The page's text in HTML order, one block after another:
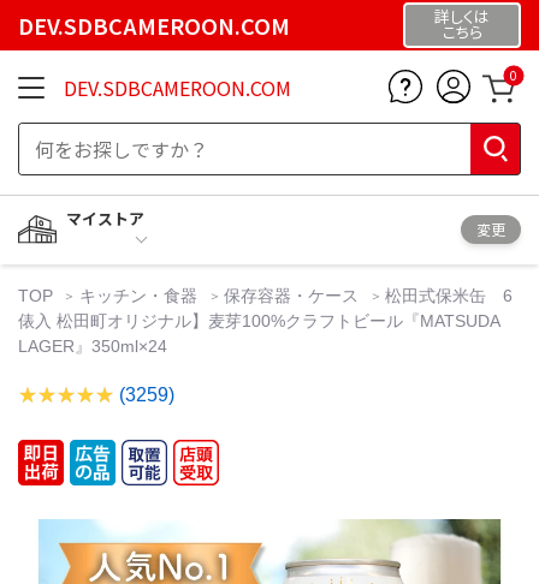
DEV.SDBCAMEROON.COM 詳しくは
こちら
DEV.SDBCAMEROON.COM 0
マイストア
変更
TOP キッチン・食器 保存容器・ケース
松田式保米缶 6
俵入 松田町オリジナル】麦芽100%クラフトビール『MATSUDA
LAGER』350ml×24
(3259)